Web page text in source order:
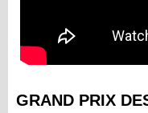
GRAND PRIX